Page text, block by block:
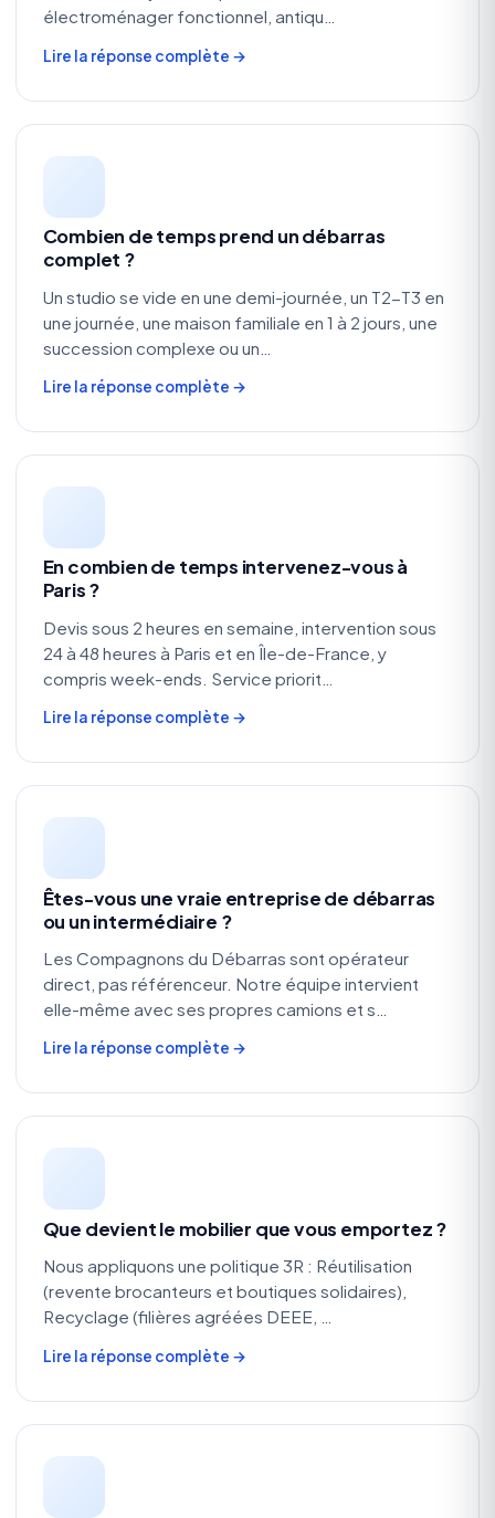
électroménager fonctionnel, antiqu…
Lire la réponse complète →
Combien de temps prend un débarras
complet ?
Un studio se vide en une demi-journée, un T2-T3 en
une journée, une maison familiale en 1 à 2 jours, une
succession complexe ou un…
Lire la réponse complète →
En combien de temps intervenez-vous à
Paris ?
Devis sous 2 heures en semaine, intervention sous
24 à 48 heures à Paris et en Île-de-France, y
compris week-ends. Service priorit…
Lire la réponse complète →
Êtes-vous une vraie entreprise de débarras
ou un intermédiaire ?
Les Compagnons du Débarras sont opérateur
direct, pas référenceur. Notre équipe intervient
elle-même avec ses propres camions et s…
Lire la réponse complète →
Que devient le mobilier que vous emportez ?
Nous appliquons une politique 3R : Réutilisation
(revente brocanteurs et boutiques solidaires),
Recyclage (filières agréées DEEE, …
Lire la réponse complète →